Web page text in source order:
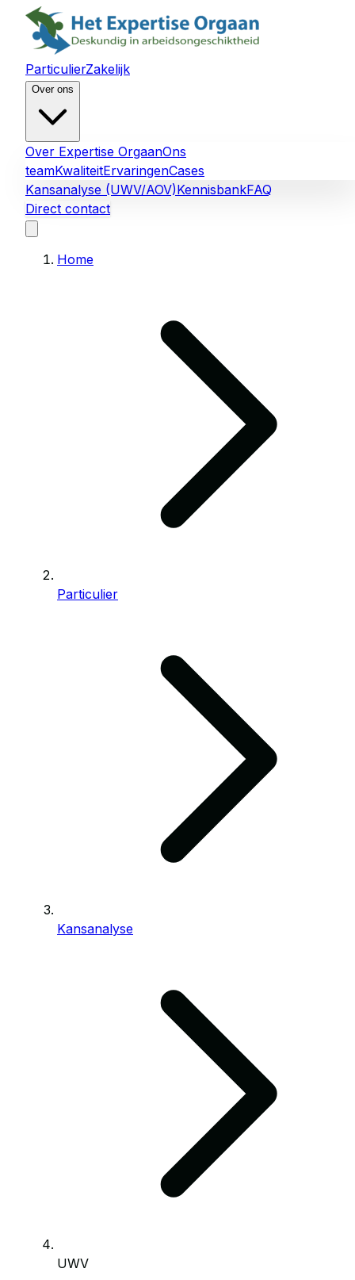
ParticulierZakelijk
Over ons
Over Expertise OrgaanOns
teamKwaliteitErvaringenCases
Kansanalyse (UWV/AOV)KennisbankFAQ
Direct contact
Home
Particulier
Kansanalyse
UWV